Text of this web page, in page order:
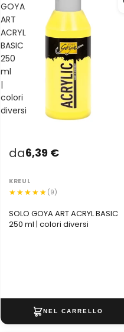
GOYA
ART
ACRYL
BASIC
250
ml
|
colori
diversi
SOLO GOYA ART ACRYL BASIC
250 ml | colori diversi
da6,39 €
KREUL
(9)